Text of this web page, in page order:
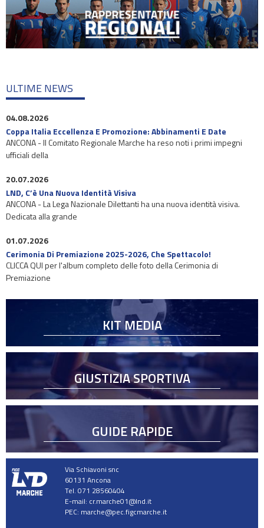
ULTIME NEWS
04.08.2026
Coppa Italia Eccellenza E Promozione: Abbinamenti E Date
ANCONA - Il Comitato Regionale Marche ha reso noti i primi impegni
ufficiali della
20.07.2026
LND, C’è Una Nuova Identità Visiva
ANCONA - La Lega Nazionale Dilettanti ha una nuova identità visiva.
Dedicata alla grande
01.07.2026
Cerimonia Di Premiazione 2025-2026, Che Spettacolo!
CLICCA QUI per l'album completo delle foto della Cerimonia di
Premiazione
KIT MEDIA
GIUSTIZIA SPORTIVA
GUIDE RAPIDE
Via Schiavoni snc
60131 Ancona
Tel. 071 28560404
E-mail: cr.marche01@lnd.it
PEC: marche@pec.figcmarche.it